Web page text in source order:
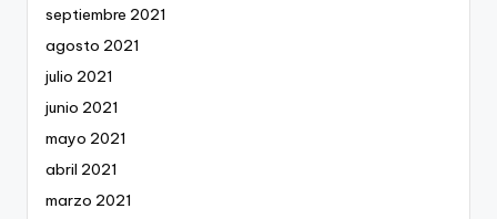
septiembre 2021
agosto 2021
julio 2021
junio 2021
mayo 2021
abril 2021
marzo 2021